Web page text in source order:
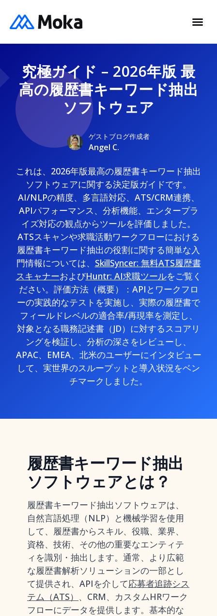
究極ガイド – 2026年版 最
高の履歴書キーワード抽出
ソフトウェア
ゲストブログ作成者
Angel C.
これは、2026年版最高の履歴書キーワード抽出
ソフトウェアに関する決定版ガイドです。
AI/NLPの精度、多言語対応、ATS/CRM連携、
APIパフォーマンス、分析機能、エンタープラ
イズ対応の観点からツールを評価しました。
ATSスキャンや求職活動ワークフローにおける
履歴書キーワード抽出の役割に関する簡単な入
門情報については、 SkillSyncer: 無料ATS履歴書
スキャナーおよびHuntr: AI求職ツールをご覧く
ださい。評価方法（概要）：APIとワークフロ
ーの実践的なテストを実施し、実際の履歴書で
フィールドレベルの適合率/再現率を測定し、
対象となる職務記述書（JD）に対するスコアリ
ングを検証し、分析の深さをレビューし、
APAC、EMEA、北米のユーザーにインタビュー
して、実世界のスループットと導入状況をベン
チマークしました。
履歴書キーワード抽出
ソフトウェアとは？
履歴書キーワード抽出ソフトウェアは、
自然言語処理（NLP）と機械学習を使用
して、履歴書からスキル、役職、業界、
資格、技術、その他の重要なエンティテ
ィを識別・抽出します。通常、より広範
な履歴書解析ソリューションの一部とし
て提供され、APIを介して応募者追跡シス
テム（ATS） 、CRM、カスタムHRワーク
フローにデータを提供します。基本的な